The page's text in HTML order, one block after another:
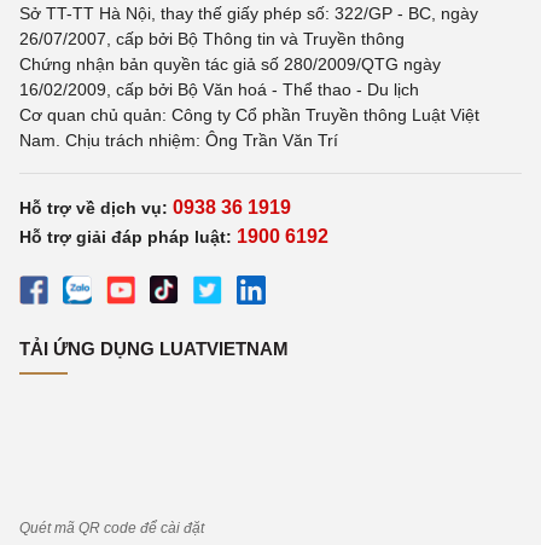
Sở TT-TT Hà Nội, thay thế giấy phép số: 322/GP - BC, ngày
26/07/2007, cấp bởi Bộ Thông tin và Truyền thông
Chứng nhận bản quyền tác giả số 280/2009/QTG ngày
16/02/2009, cấp bởi Bộ Văn hoá - Thể thao - Du lịch
Cơ quan chủ quản: Công ty Cổ phần Truyền thông Luật Việt
Nam. Chịu trách nhiệm: Ông Trần Văn Trí
Hỗ trợ về dịch vụ: 0938 36 1919
Hỗ trợ giải đáp pháp luật: 1900 6192
TẢI ỨNG DỤNG LUATVIETNAM
Quét mã QR code để cài đặt